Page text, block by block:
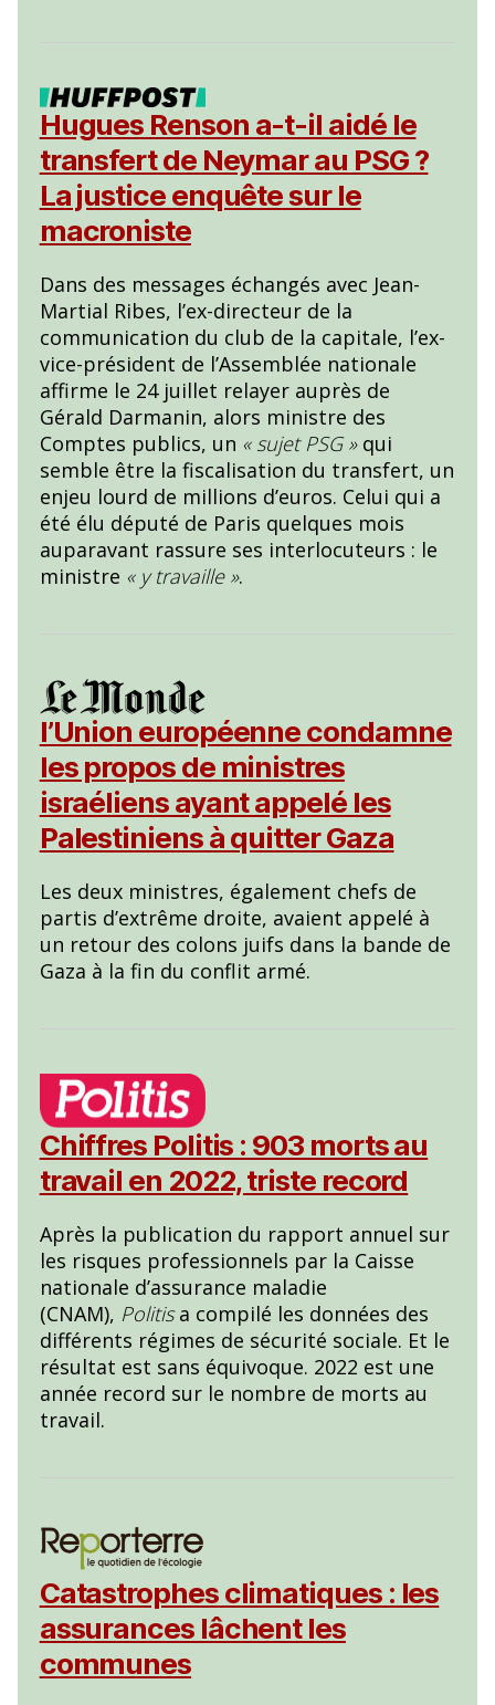
Hugues Renson a-t-il aidé le
transfert de Neymar au PSG ?
La justice enquête sur le
macroniste
Dans des messages échangés avec Jean-
Martial Ribes, l’ex-directeur de la
communication du club de la capitale, l’ex-
vice-président de l’Assemblée nationale
affirme le 24 juillet relayer auprès de
Gérald Darmanin, alors ministre des
Comptes publics, un « sujet PSG »qui
semble être la fiscalisation du transfert, un
enjeu lourd de millions d’euros. Celui qui a
été élu député de Paris quelques mois
auparavant rassure ses interlocuteurs : le
ministre « y travaille ».
l’Union européenne condamne
les propos de ministres
israéliens ayant appelé les
Palestiniens à quitter Gaza
Les deux ministres, également chefs de
partis d’extrême droite, avaient appelé à
un retour des colons juifs dans la bande de
Gaza à la fin du conflit armé.
Chiffres Politis : 903 morts au
travail en 2022, triste record
Après la publication du rapport annuel sur
les risques professionnels par la Caisse
nationale d’assurance maladie
(CNAM), Politisa compilé les données des
différents régimes de sécurité sociale. Et le
résultat est sans équivoque. 2022 est une
année record sur le nombre de morts au
travail.
Catastrophes climatiques : les
assurances lâchent les
communes